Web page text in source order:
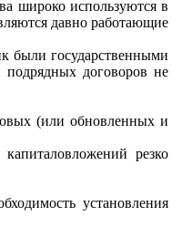
широко используются в
давно работающие
были государственными
подрядных договоров не
(или обновленных и
резко
установления